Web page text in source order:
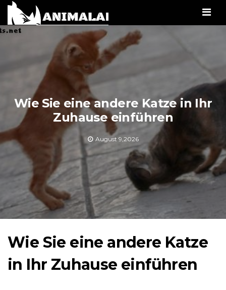
Wie Sie eine andere Katze in Ihr
Zuhause einführen
August 9,2026
Wie Sie eine andere Katze
in Ihr Zuhause einführen